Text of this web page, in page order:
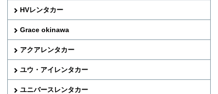
HVレンタカー
Grace okinawa
アクアレンタカー
ユウ・アイレンタカー
ユニバースレンタカー